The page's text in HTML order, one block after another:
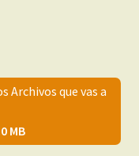
Archivos que vas a
MB